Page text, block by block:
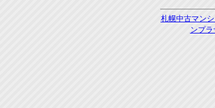
札幌中古マン
ンプラ